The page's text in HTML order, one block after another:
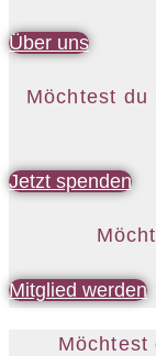
Über uns
Möchtest du
Jetzt spenden
Mitglied werden
Möchtest